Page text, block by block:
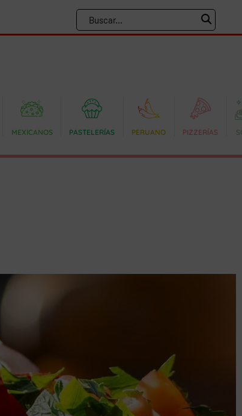
MEXICANOS PASTELERÍAS PERUANO PIZZERÍAS